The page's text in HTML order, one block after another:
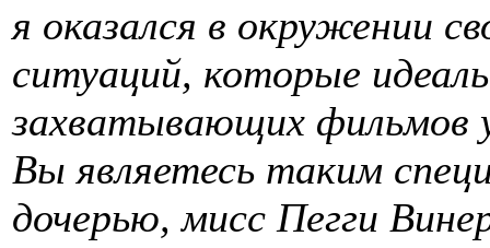
я оказался в окружении
ситуаций, которые
захватывающих фильмов
Вы являетесь таким
дочерью, мисс Пегги